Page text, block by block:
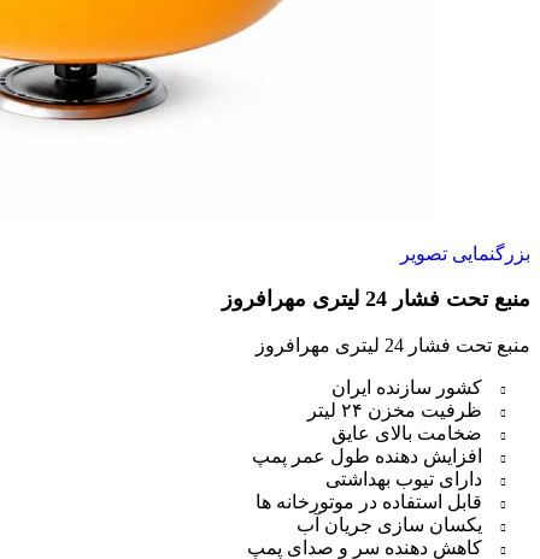
بزرگنمایی تصویر
منبع تحت فشار 24 لیتری مهرافروز
منبع تحت فشار 24 لیتری مهرافروز
کشور سازنده ایران
ظرفیت مخزن ۲۴ لیتر
ضخامت بالای عایق
افزایش دهنده طول عمر پمپ
دارای تیوب بهداشتی
قابل استفاده در موتورخانه ها
یکسان سازی جریان آب
کاهش دهنده سر و صدای پمپ